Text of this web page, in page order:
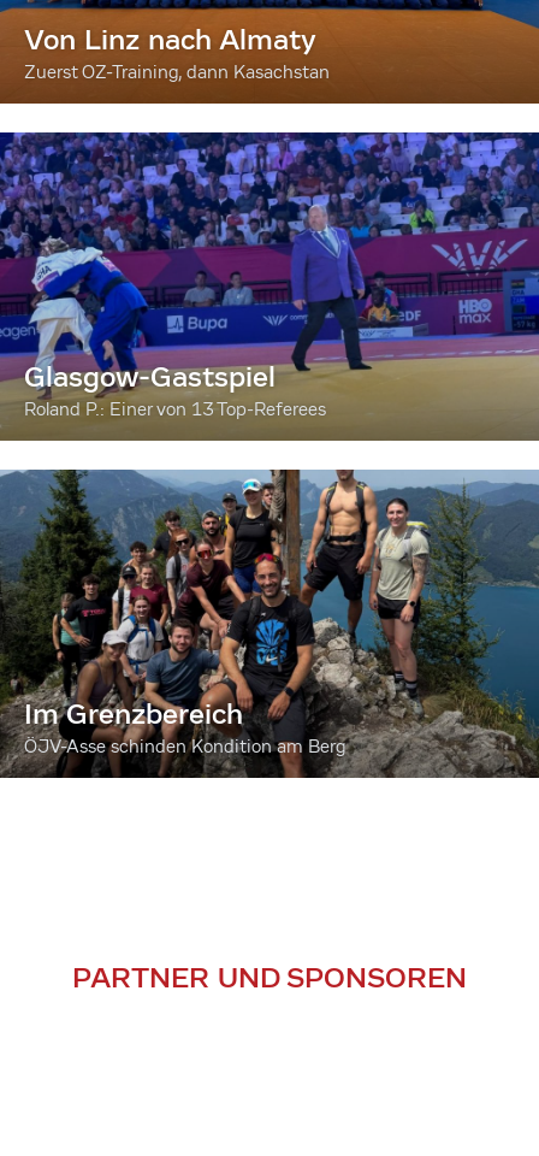
Von Linz nach Almaty
Zuerst OZ-Training, dann Kasachstan
Glasgow-Gastspiel
Roland P.: Einer von 13 Top-Referees
Im Grenzbereich
ÖJV-Asse schinden Kondition am Berg
PARTNER UND SPONSOREN